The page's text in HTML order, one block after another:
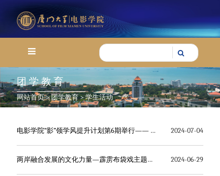
团学教育
网站首页>团学教育>学生活动
电影学院“影”领学风提升计划第6期举行—— 探寻风狮爷文化，弘扬“非遗”习俗 2024-07-04
两岸融合发展的文化力量—霹雳布袋戏主题沙龙走进厦大 2024-06-29